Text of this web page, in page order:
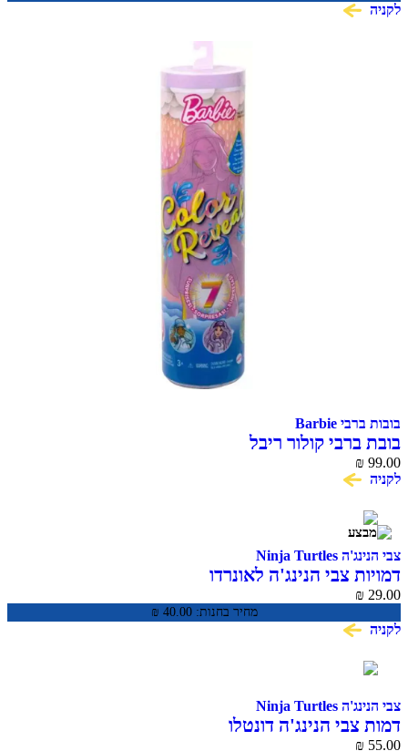
לקניה
בובות ברבי Barbie
בובת ברבי קולור ריבל
₪ 99.00
לקניה
צבי הנינג'ה Ninja Turtles
דמויות צבי הנינג'ה לאונרדו
מחיר בחנות: ₪ 40.00
₪ 29.00
לקניה
צבי הנינג'ה Ninja Turtles
דמות צבי הנינג'ה דונטלו
₪ 55.00